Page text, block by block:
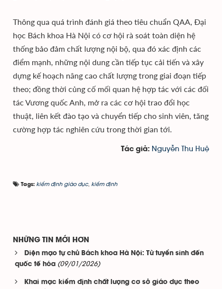
Thông qua quá trình đánh giá theo tiêu chuẩn QAA, Đại
học Bách khoa Hà Nội có cơ hội rà soát toàn diện hệ
thống bảo đảm chất lượng nội bộ, qua đó xác định các
điểm mạnh, những nội dung cần tiếp tục cải tiến và xây
dựng kế hoạch nâng cao chất lượng trong giai đoạn tiếp
theo; đồng thời củng cố mối quan hệ hợp tác với các đối
tác Vương quốc Anh, mở ra các cơ hội trao đổi học
thuật, liên kết đào tạo và chuyển tiếp cho sinh viên, tăng
cường hợp tác nghiên cứu trong thời gian tới.
Tác giả: Nguyễn Thu Huệ
Tags: kiểm định giáo dục, kiểm định
NHỮNG TIN MỚI HƠN
Diện mạo tự chủ Bách khoa Hà Nội: Từ tuyển sinh đến
quốc tế hóa (09/01/2026)
Khai mạc kiểm định chất lượng cơ sở giáo dục theo